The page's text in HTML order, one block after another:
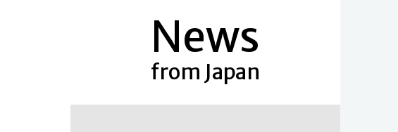
Français
News
from Japan